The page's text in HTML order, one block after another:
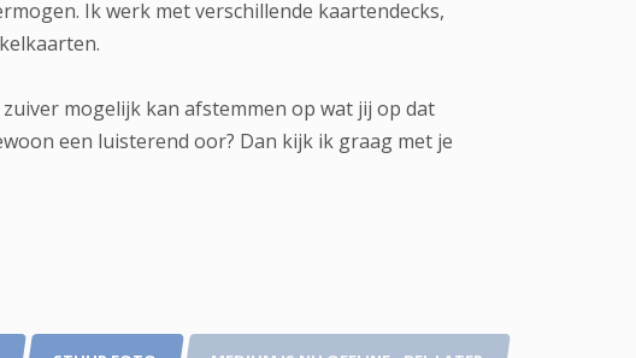
Ik werk met verschillende kaartendecks,
mogelijk kan afstemmen op wat jij op dat
een luisterend oor? Dan kijk ik graag met je